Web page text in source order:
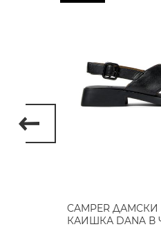
CAMPER
КАИШКА DANA В